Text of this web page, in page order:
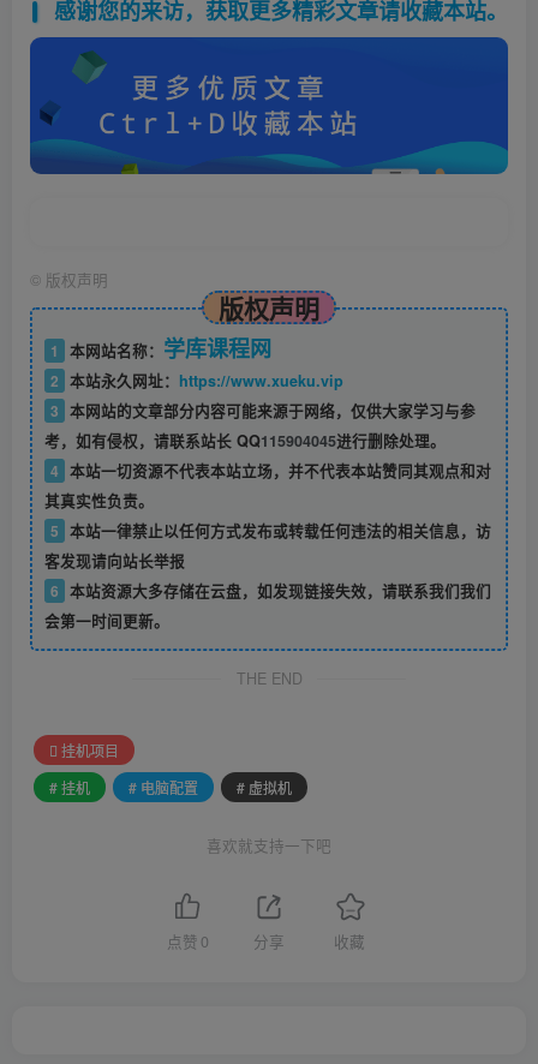
感谢您的来访，获取更多精彩文章请收藏本站。
© 版权声明
版权声明
1 本网站名称： 学库课程网
2 本站永久网址： https://www.xueku.vip
3 本网站的文章部分内容可能来源于网络，仅供大家学习与参
考，如有侵权，请联系站长 QQ115904045进行删除处理。
4 本站一切资源不代表本站立场，并不代表本站赞同其观点和对
其真实性负责。
5 本站一律禁止以任何方式发布或转载任何违法的相关信息，访
客发现请向站长举报
6 本站资源大多存储在云盘，如发现链接失效，请联系我们我们
会第一时间更新。
THE END
挂机项目
# 挂机
# 电脑配置 # 虚拟机
喜欢就支持一下吧
点赞 0 分享 收藏